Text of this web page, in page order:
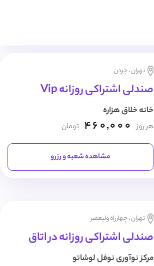
تهران ، جردن
صندلی اشتراکی روزانه Vip
خانه خلاق هزاره
هر روز 460,000 تومان
مشاهده شعبه و رزرو
تهران ، چهارراه ولیعصر
صندلی اشتراکی روزانه در اتاق
مرکز نوآوری نوفل لوشاتو